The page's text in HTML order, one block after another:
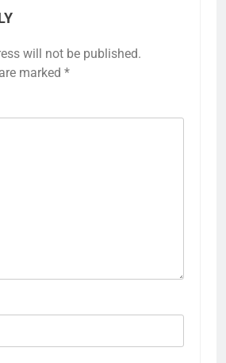
will not be published.
marked *